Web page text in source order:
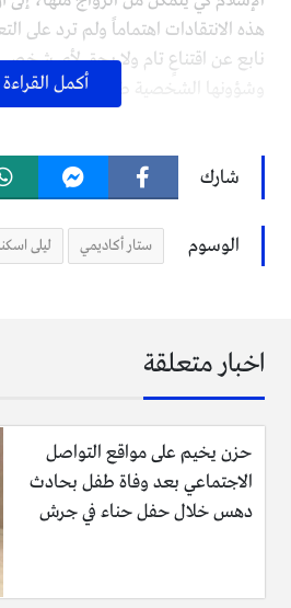
هذه الانتقادات اهتماماً ولم ترد على
نابع عن اقتناعٍ تام ولا يحق لأي شخص
وشؤونها الشخصية طالما أنها إنسانة
عام 1984)، وأكملت تعليمها في
العليا في مجال التسويق والإعلان،
الإخراج المسرحي والتمثيل، واشتُهرت
المسرحية “إنسان” حيث أدت دور
أكمل القراءة
شارك
الوسوم ستار أكاديمي ليلى
اخبار متعلقة
حزن يخيم على مواقع التواصل
الاجتماعي بعد وفاة طفل بحادث
دهس خلال حفل حناء في جرش